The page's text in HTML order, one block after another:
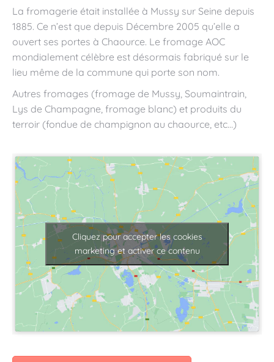
La fromagerie était installée à Mussy sur Seine depuis
1885. Ce n’est que depuis Décembre 2005 qu’elle a
ouvert ses portes à Chaource. Le fromage AOC
mondialement célèbre est désormais fabriqué sur le
lieu même de la commune qui porte son nom.
Autres fromages (fromage de Mussy, Soumaintrain,
Lys de Champagne, fromage blanc) et produits du
terroir (fondue de champignon au chaource, etc…)
Cliquez pour accepter les cookies
marketing et activer ce contenu